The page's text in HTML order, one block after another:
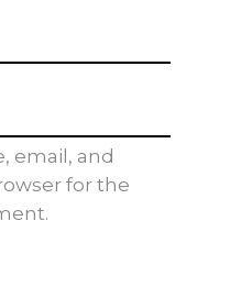
email, and
for the